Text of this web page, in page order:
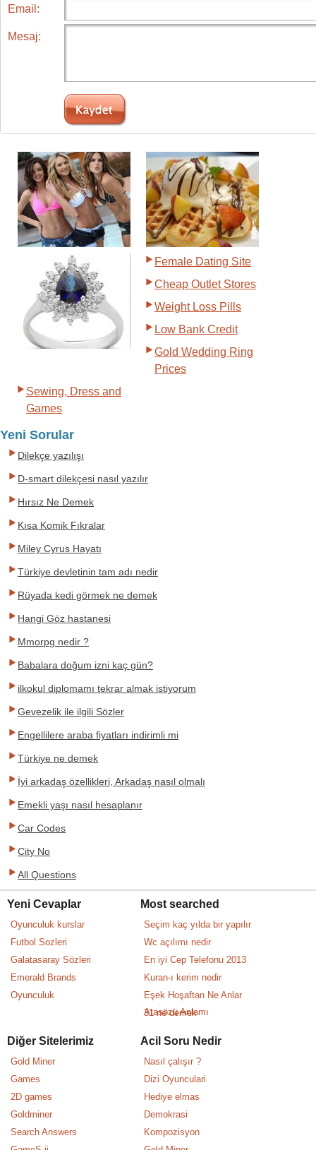
Email:
Mesaj:
Female Dating Site
Cheap Outlet Stores
Weight Loss Pills
Low Bank Credit
Gold Wedding Ring
Prices
Sewing, Dress and
Games
Yeni Sorular
Dilekçe yazılışı
D-smart dilekçesi nasıl yazılır
Hırsız Ne Demek
Kısa Komik Fıkralar
Miley Cyrus Hayatı
Türkiye devletinin tam adı nedir
Rüyada kedi görmek ne demek
Hangi Göz hastanesi
Mmorpg nedir ?
Babalara doğum izni kaç gün?
ilkokul diplomamı tekrar almak istiyorum
Gevezelik ile ilgili Sözler
Engellilere araba fiyatları indirimli mi
Türkiye ne demek
İyi arkadaş özellikleri, Arkadaş nasıl olmalı
Emekli yaşı nasıl hesaplanır
Car Codes
City No
All Questions
Yeni Cevaplar
Oyunculuk kurslar
Futbol Sozleri
Galatasaray Sözleri
Emerald Brands
Oyunculuk
Most searched
Seçim kaç yılda bir yapılır
Wc açılımı nedir
En iyi Cep Telefonu 2013
Kuran-ı kerim nedir
Eşek Hoşaftan Ne Anlar
Atasözü Anlamı
31 ne demek
Diğer Sitelerimiz
Gold Miner
Games
2D games
Goldminer
Search Answers
Acil Soru Nedir
Nasıl çalışır ?
Dizi Oyunculari
Hediye elmas
Demokrasi
Kompozisyon